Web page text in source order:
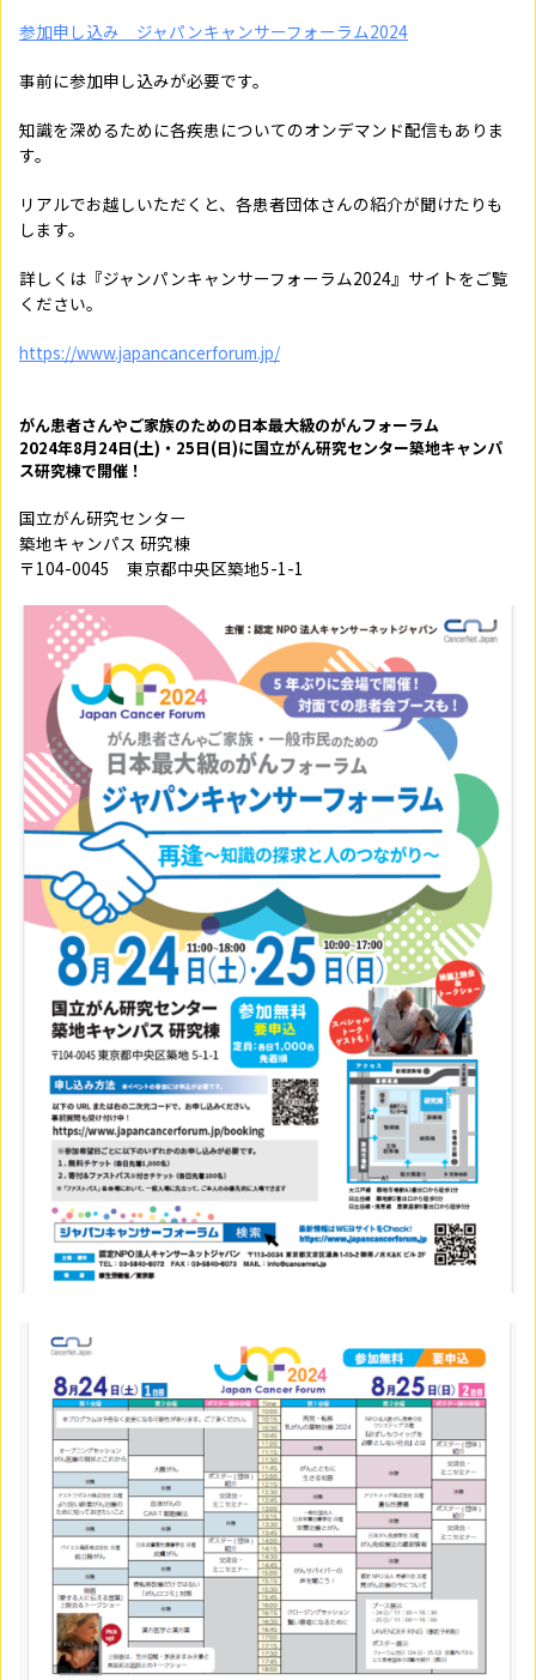
参加申し込み ジャパンキャンサーフォーラム2024
事前に参加申し込みが必要です。
知識を深めるために各疾患についてのオンデマンド配信もありま
す。
リアルでお越しいただくと、各患者団体さんの紹介が聞けたりも
します。
詳しくは『ジャンパンキャンサーフォーラム2024』サイトをご覧
ください。
https://www.japancancerforum.jp/
がん患者さんやご家族のための日本最大級のがんフォーラム
2024年8月24日(土)・25日(日)に国立がん研究センター築地キャンパ
ス研究棟で開催！
国立がん研究センター
築地キャンパス 研究棟
〒104-0045 東京都中央区築地5-1-1